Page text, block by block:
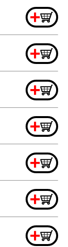
+
+
+
+
+
+
+